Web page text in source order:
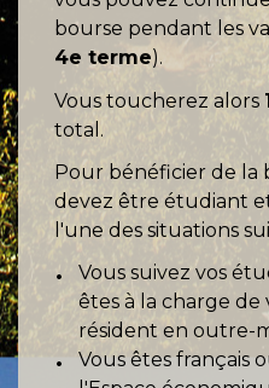
bourse pendant les
4e terme).
Vous toucherez alors
total.
Pour bénéficier de la
devez être étudiant
l'une des situations
Vous suivez vos
êtes à la charge de
résident en outre-
Vous êtes français